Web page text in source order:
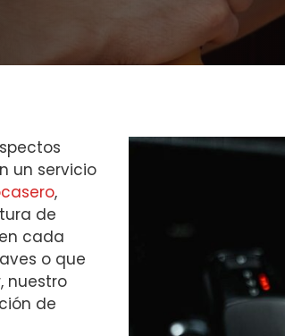
un servicio
,
de
cada
o que
nuestro
de